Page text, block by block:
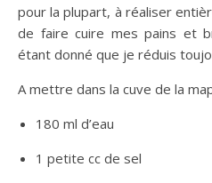
pour la plupart, à réaliser
de faire cuire mes pains et
étant donné que je réduis
A mettre dans la cuve de la
180 ml d’eau
1 petite cc de sel